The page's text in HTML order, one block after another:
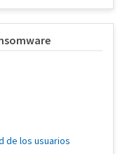
de los usuarios